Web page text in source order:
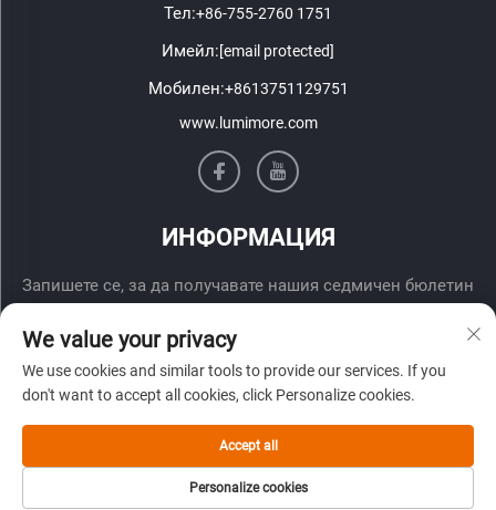
Тел:+86-755-2760 1751
Имейл:[email protected]
Мобилен:+8613751129751
www.lumimore.com
ИНФОРМАЦИЯ
Запишете се, за да получавате нашия седмичен бюлетин
Изпрати
We value your privacy
We use cookies and similar tools to provide our services. If you
don't want to accept all cookies, click Personalize cookies.
Personalize cookies
Accept all